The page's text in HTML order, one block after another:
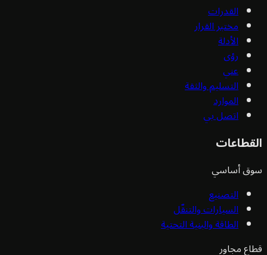
القدرات
مختبر القرار
الأدلة
رؤى
عني
التسليم والثقة
الموارد
اتصل بي
أساسي
التصنيع
السيارات والتنقّل
الطاقة والبنية التحتية
مجاور